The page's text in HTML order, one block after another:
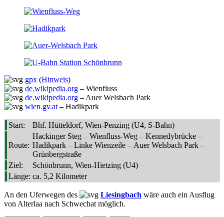
gpx (Hinweis)
de.wikipedia.org – Wienfluss
de.wikipedia.org – Auer Welsbach Park
wien.gv.at – Hadikpark
Start: Bhf. Hütteldorf, Wien-Penzing (U4, S-Bahn)
Route:
Hackinger Steg – Wienfluss-Weg – Kennedybrücke –
Hadikpark – Linke Wienzeile – Auer Welsbach Park –
Grünbergstraße
Ziel:
Schönbrunn, Wien-Hietzing (U4)
Länge: ca. 5,2 Kilometer
An den Uferwegen des Liesingbach wäre auch ein Ausflug
von Alterlaa nach Schwechat möglich.